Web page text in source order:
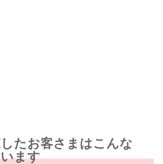
たお客さまはこんな
ます